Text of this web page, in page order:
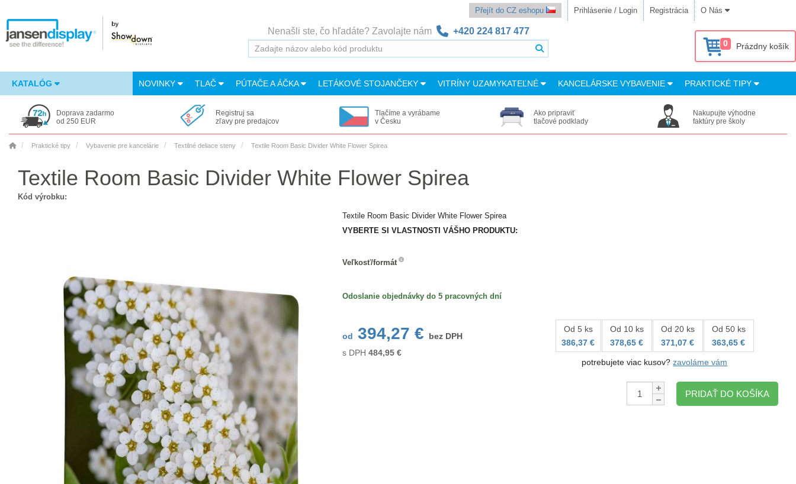
Přejít do CZ eshopu Prihlásenie / Login Registrácia O Nás
Nenašli ste, čo hľadáte? Zavolajte nám +420 224 817 477
0 Prázdny košík
KATALÓG NOVINKY TLAČ PÚTAČE A ÁČKA LETÁKOVÉ STOJANČEKY VITRÍNY UZAMYKATEĽNÉ KANCELÁRSKE VYBAVENIE PRAKTICKÉ TIPY
Doprava zadarmo
od 250 EUR
Registruj sa
zľavy pre predajcov
Tlačíme a vyrábame
v Česku
Ako pripraviť
tlačové podklady
Nakupujte výhodne
faktúry pre školy
Praktické tipy Vybavenie pre kancelárie Textilné deliace steny Textile Room Basic Divider White Flower Spirea
Textile Room Basic Divider White Flower Spirea
Kód výrobku:
Textile Room Basic Divider White Flower Spirea
VYBERTE SI VLASTNOSTI VÁŠHO PRODUKTU:
Veľkosť/formát
Odoslanie objednávky do 5 pracovných dní
od 394,27 €
bez DPH
s DPH 484,95€
Od 5 ks
386,37 €
Od 10 ks
378,65 €
Od 20 ks
371,07 €
Od 50 ks
363,65 €
potrebujete viac kusov?zavoláme vám
Množstvo:
PRIDAŤ DO KOŠÍKA